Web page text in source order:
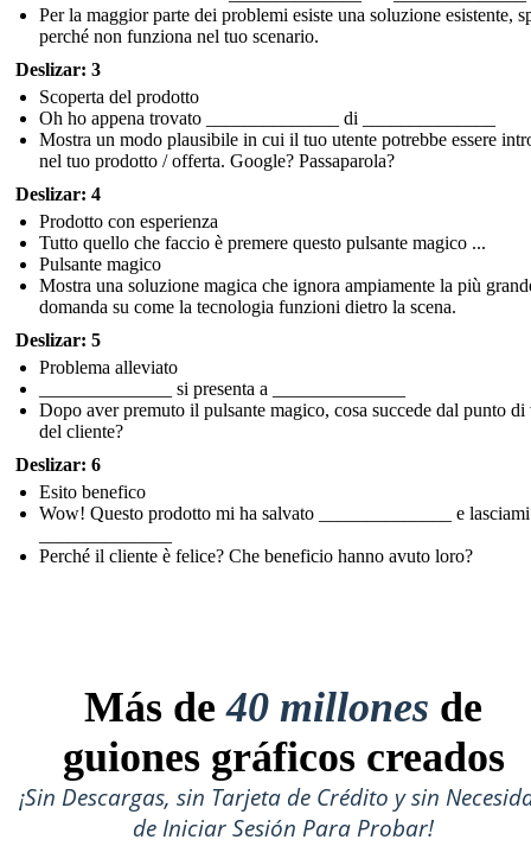
Per la maggior parte dei problemi esiste una soluzione esistente,
perché non funziona nel tuo scenario.
Deslizar: 3
Scoperta del prodotto
Oh ho appena trovato ______________ di ______________
Mostra un modo plausibile in cui il tuo utente potrebbe essere
nel tuo prodotto / offerta. Google? Passaparola?
Deslizar: 4
Prodotto con esperienza
Tutto quello che faccio è premere questo pulsante magico ...
Pulsante magico
Mostra una soluzione magica che ignora ampiamente la più
domanda su come la tecnologia funzioni dietro la scena.
Deslizar: 5
Problema alleviato
______________ si presenta a ______________
Dopo aver premuto il pulsante magico, cosa succede dal punto di
del cliente?
Deslizar: 6
Esito benefico
Wow! Questo prodotto mi ha salvato ______________ e lasciami
Perché il cliente è felice? Che beneficio hanno avuto loro?
Más de40 millones de
guiones gráficos creados
¡Sin Descargas, sin Tarjeta de Crédito y sin
de Iniciar Sesión Para Probar!